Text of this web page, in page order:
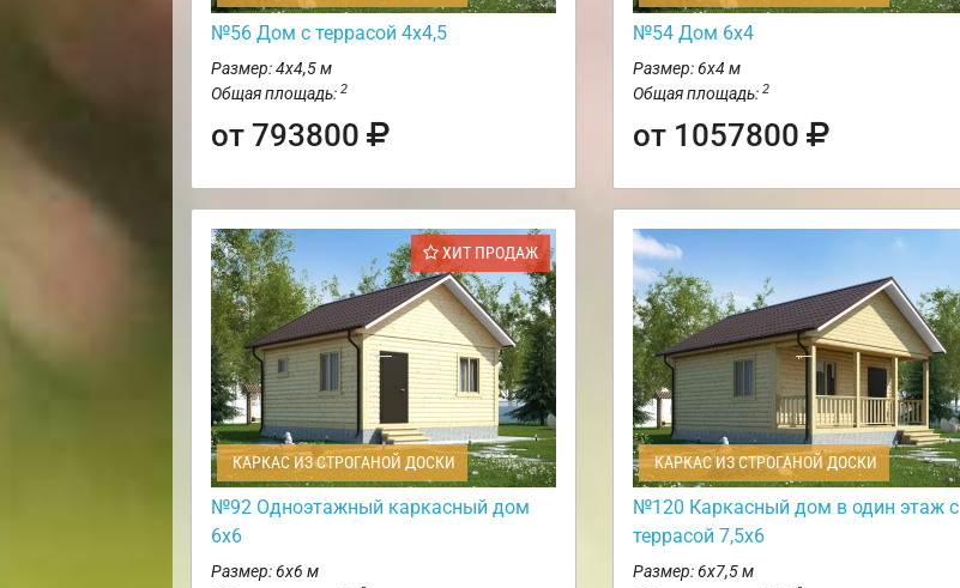
№56 Дом с террасой 4х4,5
Размер: 4х4,5 м
Общая площадь: 2
от 793800
№54 Дом 6х4
Размер: 6х4 м
Общая площадь: 2
от 1057800
ХИТ ПРОДАЖ
КАРКАС ИЗ СТРОГАНОЙ ДОСКИ
№92 Одноэтажный каркасный дом
6х6
Размер: 6х6 м
КАРКАС ИЗ СТРОГАНОЙ ДОСКИ
№120 Каркасный дом в один этаж с
террасой 7,5х6
Размер: 6х7,5 м